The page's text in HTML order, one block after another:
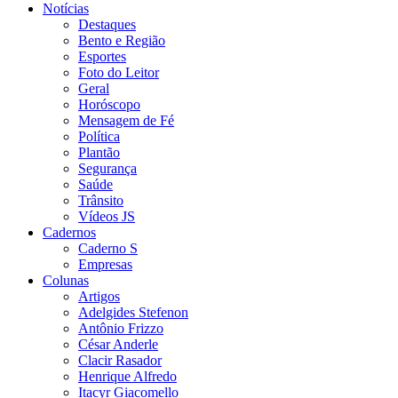
Notícias
Destaques
Bento e Região
Esportes
Foto do Leitor
Geral
Horóscopo
Mensagem de Fé
Política
Plantão
Segurança
Saúde
Trânsito
Vídeos JS
Cadernos
Caderno S
Empresas
Colunas
Artigos
Adelgides Stefenon
Antônio Frizzo
César Anderle
Clacir Rasador
Henrique Alfredo
Itacyr Giacomello